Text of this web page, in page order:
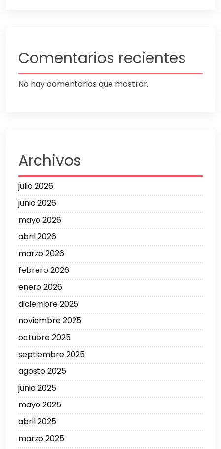
Comentarios recientes
No hay comentarios que mostrar.
Archivos
julio 2026
junio 2026
mayo 2026
abril 2026
marzo 2026
febrero 2026
enero 2026
diciembre 2025
noviembre 2025
octubre 2025
septiembre 2025
agosto 2025
junio 2025
mayo 2025
abril 2025
marzo 2025